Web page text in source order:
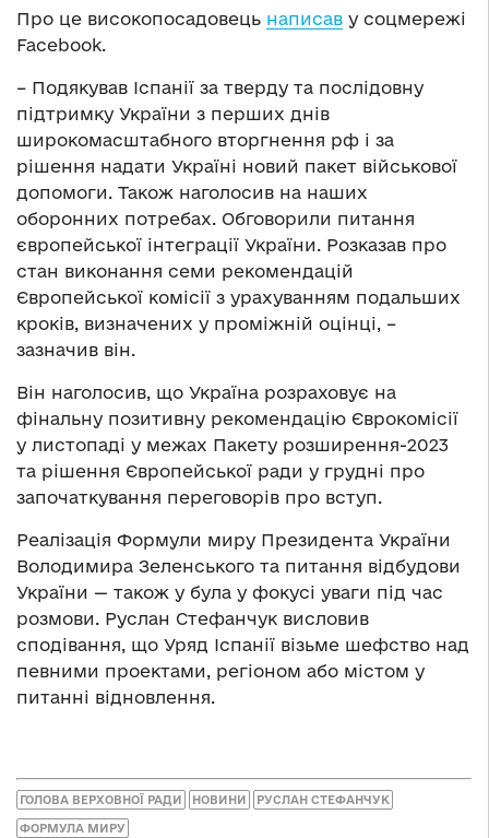
Про це високопосадовець написав у соцмережі
Facebook.
– Подякував Іспанії за тверду та послідовну
підтримку України з перших днів
широкомасштабного вторгнення рф і за
рішення надати Україні новий пакет військової
допомоги. Також наголосив на наших
оборонних потребах. Обговорили питання
європейської інтеграції України. Розказав про
стан виконання семи рекомендацій
Європейської комісії з урахуванням подальших
кроків, визначених у проміжній оцінці, –
зазначив він.
Він наголосив, що Україна розраховує на
фінальну позитивну рекомендацію Єврокомісії
у листопаді у межах Пакету розширення-2023
та рішення Європейської ради у грудні про
започаткування переговорів про вступ.
Реалізація Формули миру Президента України
Володимира Зеленського та питання відбудови
України — також у була у фокусі уваги під час
розмови. Руслан Стефанчук висловив
сподівання, що Уряд Іспанії візьме шефство над
певними проектами, регіоном або містом у
питанні відновлення.
ГОЛОВА ВЕРХОВНОЇ РАДИ НОВИНИ РУСЛАН СТЕФАНЧУК
ФОРМУЛА МИРУ